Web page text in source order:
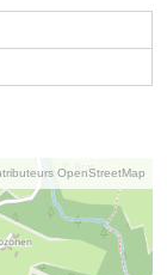
OpenStreetMap